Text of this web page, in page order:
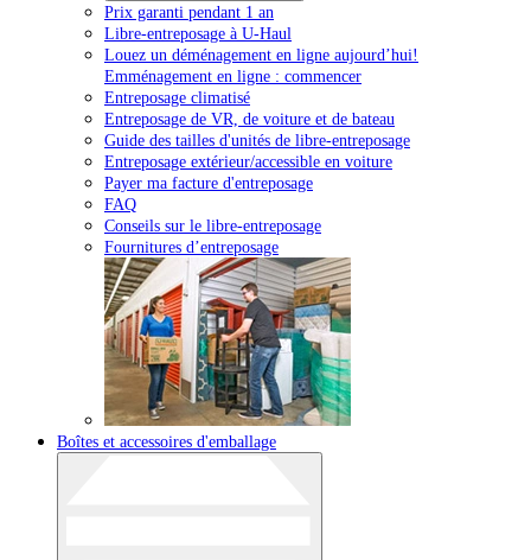
Prix garanti pendant 1 an
Libre-entreposage à U-Haul
Louez un déménagement en ligne aujourd’hui!
Emménagement en ligne : commencer
Entreposage climatisé
Entreposage de VR, de voiture et de bateau
Guide des tailles d'unités de libre-entreposage
Entreposage extérieur/accessible en voiture
Payer ma facture d'entreposage
FAQ
Conseils sur le libre-entreposage
Fournitures d’entreposage
Boîtes et accessoires d'emballage